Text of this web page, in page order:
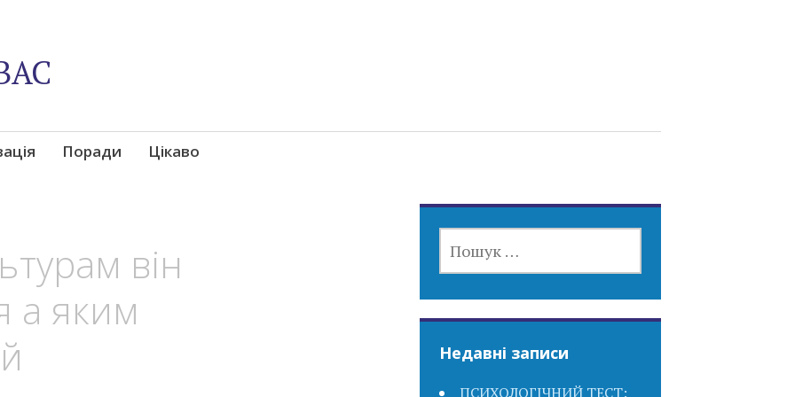
Поради Цікаво
він
а яким
Недавні записи
ПСИХОЛОГІЧНИЙ ТЕСТ: